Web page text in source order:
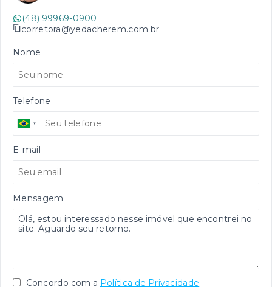
(48) 99969-0900
corretora@yedacherem.com.br
Nome
Telefone
E-mail
Mensagem
Concordo com a Política de Privacidade